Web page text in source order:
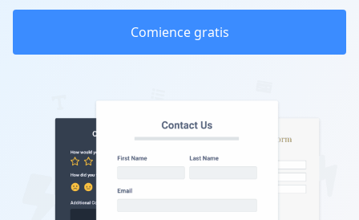
Comience gratis